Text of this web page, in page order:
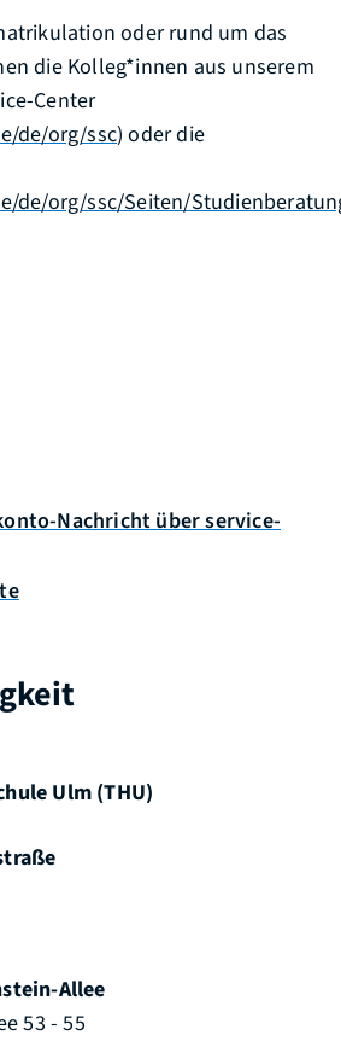
oder rund um das
die Kolleg*innen aus unserem
Center
de/org/ssc) oder die
de/org/ssc/Seiten/
Nachricht über service-
Ulm (THU)
Allee
53 - 55